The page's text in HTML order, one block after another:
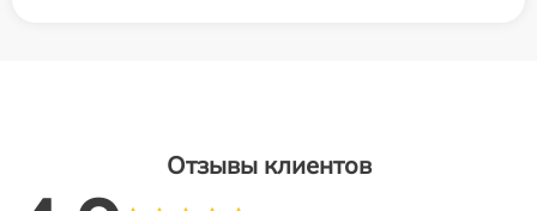
Отзывы клиентов